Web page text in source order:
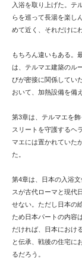
入浴を取り上げた。テ
らを巡って長湯を楽し
めて近く、それだけに
もちろん違いもある。
は、テルマエ建築のル
びが密接に関係してい
おいて、加熱設備を備
第3章は、テルマエを
スリートを守護するヘ
マエには置かれていた
た。
第4章は、日本の入浴
スが古代ローマと現代
せない。ただし日本の
ため日本パートの内容
だければ、日本におけ
と伝承、戦後の住宅に
るだろう。